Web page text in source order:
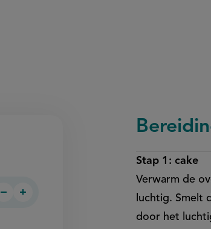
Persoon
−
Persoon
+
Stap 1: cake
Verwarm de
luchtig. Smelt
door het